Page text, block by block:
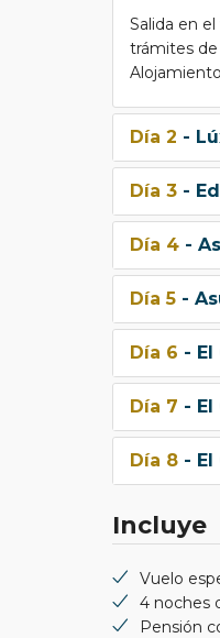
Salida en
trámites de
Día 2 -
Día 3 -
Día 4 -
Día 5 -
Día 6 - El
Día 7 - El
Día 8 - El
Incluye
Vuelo
4 noches
Pensión